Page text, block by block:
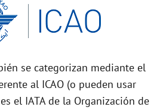
se categorizan mediante el
al ICAO (o pueden usar
el IATA de la Organización de